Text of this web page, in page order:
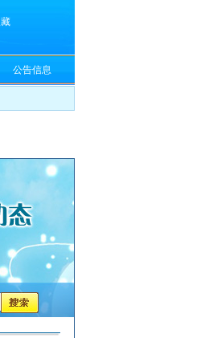
公告信息